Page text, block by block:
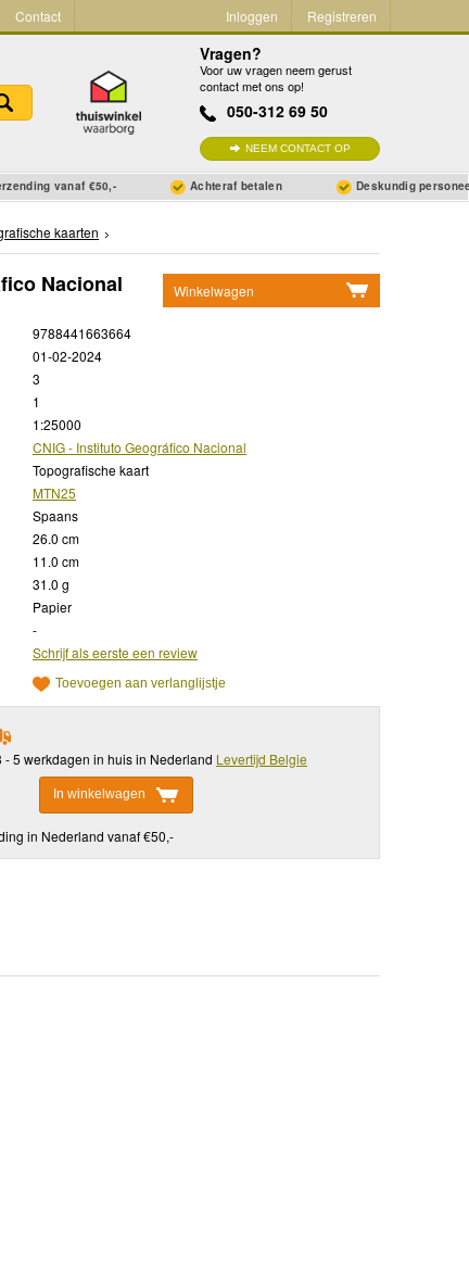
Contact Inloggen Registreren
Vragen?
Voor uw vragen neem gerust
contact met ons op!
050-312 69 50
NEEM CONTACT OP
vanaf €50,- Achteraf betalen Deskundig
kaarten
Winkelwagen
Nacional
9788441663664
01-02-2024
3
1
1:25000
CNIG - Instituto Geográfico Nacional
Topografische kaart
MTN25
Spaans
26.0 cm
11.0 cm
31.0 g
Papier
-
Schrijf als eerste een review
Toevoegen aan verlanglijstje
- 5 werkdagen in huis in Nederland Levertijd Belgie
In winkelwagen
in Nederland vanaf €50,-